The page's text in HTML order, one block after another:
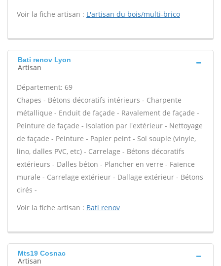
Voir la fiche artisan : L'artisan du bois/multi-brico
Bati renov Lyon
Artisan
Département: 69
Chapes - Bétons décoratifs intérieurs - Charpente
métallique - Enduit de façade - Ravalement de façade -
Peinture de façade - Isolation par l'extérieur - Nettoyage
de façade - Peinture - Papier peint - Sol souple (vinyle,
lino, dalles PVC, etc) - Carrelage - Bétons décoratifs
extérieurs - Dalles béton - Plancher en verre - Faïence
murale - Carrelage extérieur - Dallage extérieur - Bétons
cirés -
Voir la fiche artisan : Bati renov
Mts19 Cosnac
Artisan